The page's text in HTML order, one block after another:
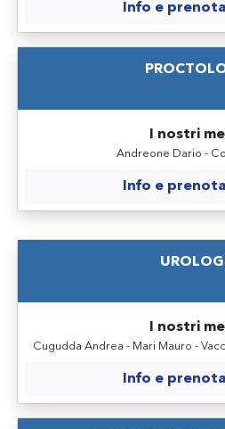
Info e
I nostri
Andreone Dario -
Info e
I nostri
Cugudda Andrea - Mari Mauro -
Info e